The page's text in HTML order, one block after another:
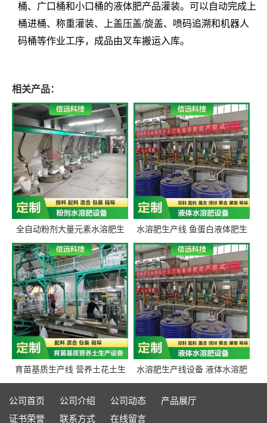
桶、广口桶和小口桶的液体肥产品灌装。可以自动完成上
桶进桶、称重灌装、上盖压盖/旋盖、喷码追溯和机器人
码桶等作业工序，成品由叉车搬运入库。
相关产品：
全自动粉剂大量元素水溶肥生
产设备 信远科技肥料生产设备
源头厂家
水溶肥生产线 鱼蛋白液体肥生
产设备 氨基酸液态肥全套设备
育苗基质生产线 营养土花土生
产线 有机肥生产线设备
水溶肥生产线设备 液体水溶肥
生产线 桶装液体水溶肥生产线
设备
公司首页 公司介绍 公司动态
产品展厅
证书荣誉
联系方式 在线留言